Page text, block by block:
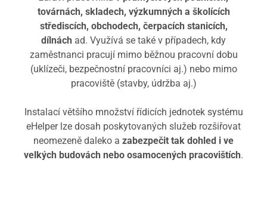
továrnách, skladech, výzkumných a školících
střediscích, obchodech, čerpacích stanicích,
dílnách ad. Využívá se také v případech, kdy
zaměstnanci pracují mimo běžnou pracovní dobu
(uklízeči, bezpečnostní pracovníci aj.) nebo mimo
pracoviště (stavby, údržba aj.)
Instalací většího množství řídicích jednotek systému
eHelper lze dosah poskytovaných služeb rozšiřovat
neomezeně daleko a zabezpečit tak dohled i ve
velkých budovách nebo osamocených pracovištích.